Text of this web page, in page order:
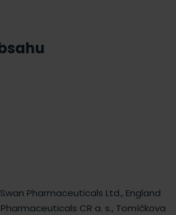
Pharmaceuticals Ltd., England
CR a. s., Tomíčkova